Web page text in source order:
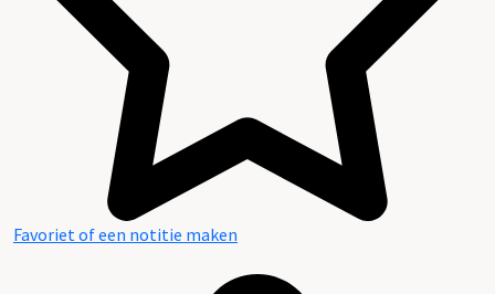
Favoriet of een notitie maken